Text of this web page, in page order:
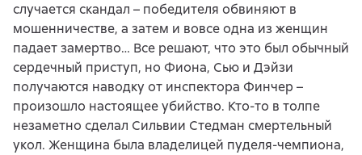
случается скандал – победителя обвиняют в
мошенничестве, а затем и вовсе одна из женщин
падает замертво… Все решают, что это был обычный
сердечный приступ, но Фиона, Сью и Дэйзи
получаются наводку от инспектора Финчер –
произошло настоящее убийство. Кто-то в толпе
незаметно сделал Сильвии Стедман смертельный
укол. Женщина была владелицей пуделя-чемпиона,